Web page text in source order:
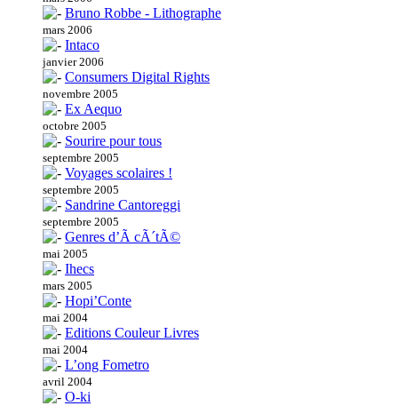
Bruno Robbe - Lithographe
mars 2006
Intaco
janvier 2006
Consumers Digital Rights
novembre 2005
Ex Aequo
octobre 2005
Sourire pour tous
septembre 2005
Voyages scolaires !
septembre 2005
Sandrine Cantoreggi
septembre 2005
Genres d’Ã cÃ´tÃ©
mai 2005
Ihecs
mars 2005
Hopi’Conte
mai 2004
Editions Couleur Livres
mai 2004
L’ong Fometro
avril 2004
O-ki